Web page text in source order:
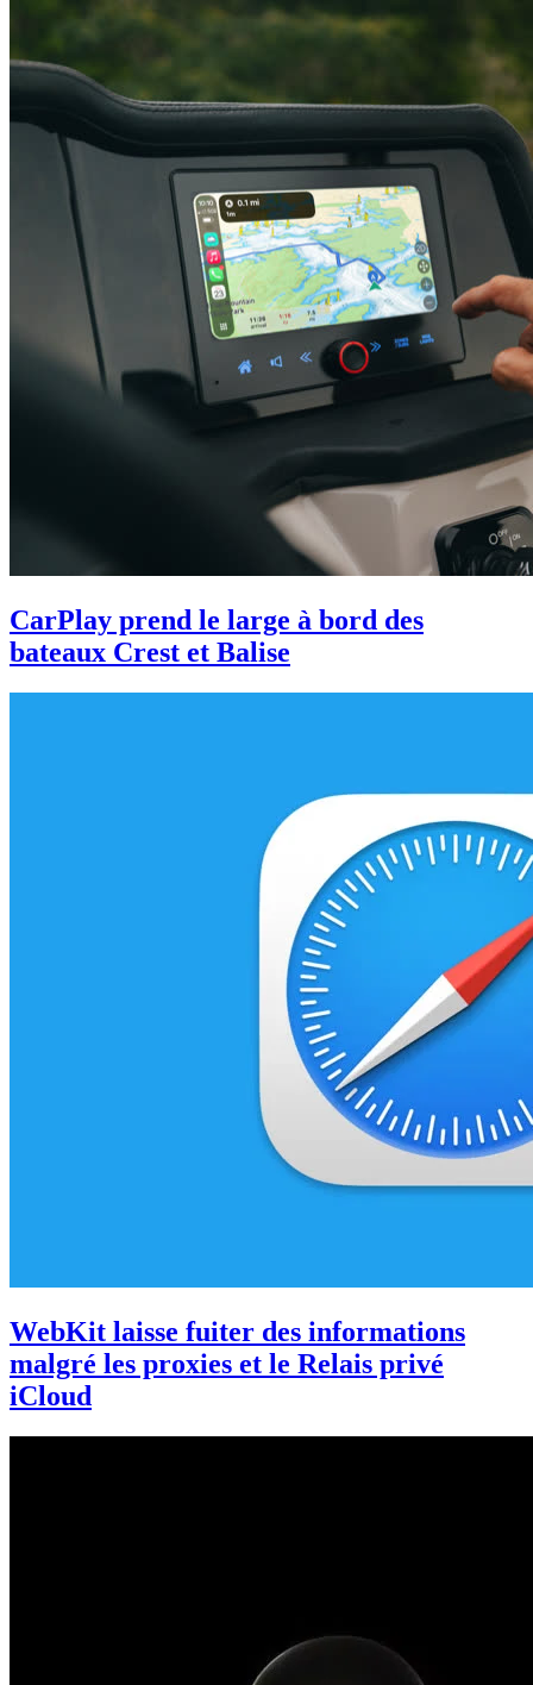
CarPlay prend le large à bord des
bateaux Crest et Balise
WebKit laisse fuiter des informations
malgré les proxies et le Relais privé
iCloud